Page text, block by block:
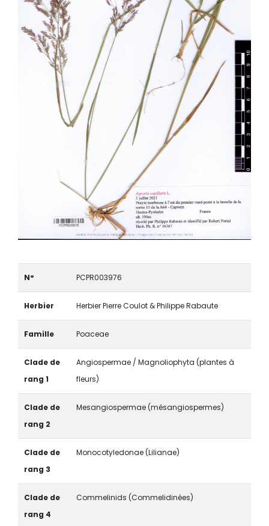
N° PCPR003976
Herbier Herbier Pierre Coulot & Philippe Rabaute
Famille Poaceae
Clade de
rang 1
Angiospermae / Magnoliophyta (plantes à
fleurs)
Clade de
rang 2
Mesangiospermae (mésangiospermes)
Clade de
rang 3
Monocotyledonae (Lilianae)
Clade de
rang 4
Commelinids (Commelidinées)